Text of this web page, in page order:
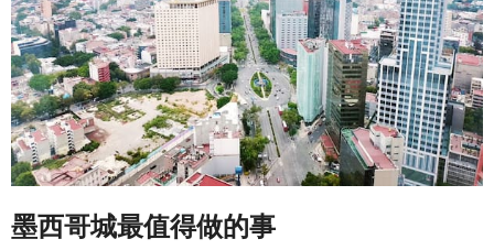
墨西哥城最值得做的事